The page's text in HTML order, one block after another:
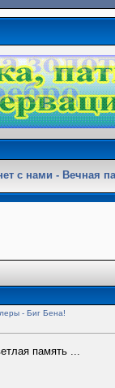
с нами - Вечная
- Биг Бена!
память ...